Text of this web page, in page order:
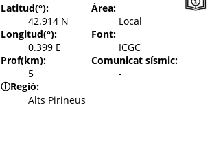
Latitud(°):
42.914 N
Longitud(°):
0.399 E
Prof(km):
5
ⓘRegió:
Alts Pirineus
Àrea:
Local
Font:
ICGC
Comunicat sísmic:
-